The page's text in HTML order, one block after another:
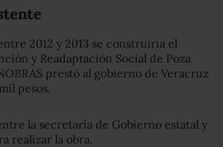
2012 y 2013 se construiría el
y Readaptación Social de Poza
prestó al gobierno de Veracruz
pesos.
la secretaría de Gobierno estatal y
realizar la obra.